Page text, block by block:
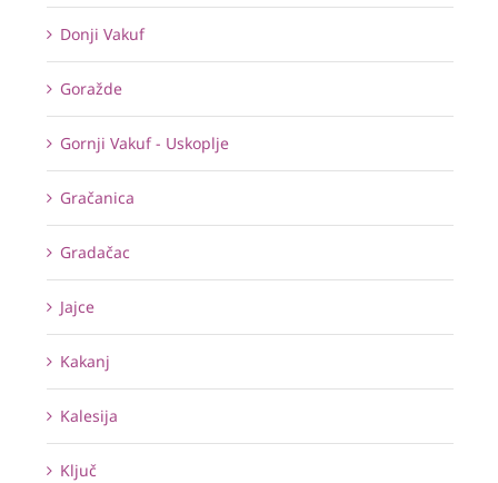
Donji Vakuf
Goražde
Gornji Vakuf - Uskoplje
Gračanica
Gradačac
Jajce
Kakanj
Kalesija
Ključ